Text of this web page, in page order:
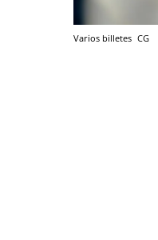
Varios billetes CG